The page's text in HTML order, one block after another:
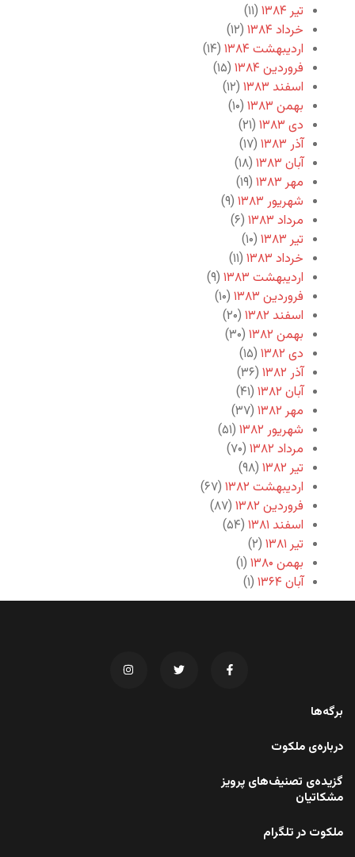
تیر ۱۳۸۴
(۱۱)
خرداد ۱۳۸۴
(۱۲)
اردیبهشت ۱۳۸۴
(۱۴)
فروردین ۱۳۸۴
(۱۵)
اسفند ۱۳۸۳
(۱۲)
بهمن ۱۳۸۳
(۱۰)
دی ۱۳۸۳
(۲۱)
آذر ۱۳۸۳
(۱۷)
آبان ۱۳۸۳
(۱۸)
مهر ۱۳۸۳
(۱۹)
شهریور ۱۳۸۳
(۹)
مرداد ۱۳۸۳
(۶)
تیر ۱۳۸۳
(۱۰)
خرداد ۱۳۸۳
(۱۱)
اردیبهشت ۱۳۸۳
(۹)
فروردین ۱۳۸۳
(۱۰)
اسفند ۱۳۸۲
(۲۰)
بهمن ۱۳۸۲
(۳۰)
دی ۱۳۸۲
(۱۵)
آذر ۱۳۸۲
(۳۶)
آبان ۱۳۸۲
(۴۱)
مهر ۱۳۸۲
(۳۷)
شهریور ۱۳۸۲
(۵۱)
مرداد ۱۳۸۲
(۷۰)
تیر ۱۳۸۲
(۹۸)
اردیبهشت ۱۳۸۲
(۶۷)
فروردین ۱۳۸۲
(۸۷)
اسفند ۱۳۸۱
(۵۴)
تیر ۱۳۸۱
(۲)
بهمن ۱۳۸۰
(۱)
آبان ۱۳۶۴
(۱)
برگه‌ها
درباره‌ی ملکوت
گزیده‌ی تصنیف‌های پرویز
مشکاتیان
ملکوت در تلگرام